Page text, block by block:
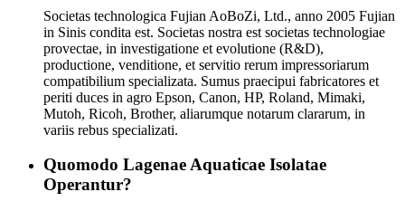
Societas technologica Fujian AoBoZi, Ltd., anno 2005 Fujian
in Sinis condita est. Societas nostra est societas technologiae
provectae, in investigatione et evolutione (R&D),
productione, venditione, et servitio rerum impressoriarum
compatibilium specializata. Sumus praecipui fabricatores et
periti duces in agro Epson, Canon, HP, Roland, Mimaki,
Mutoh, Ricoh, Brother, aliarumque notarum clararum, in
variis rebus specializati.
Quomodo Lagenae Aquaticae Isolatae
Operantur?